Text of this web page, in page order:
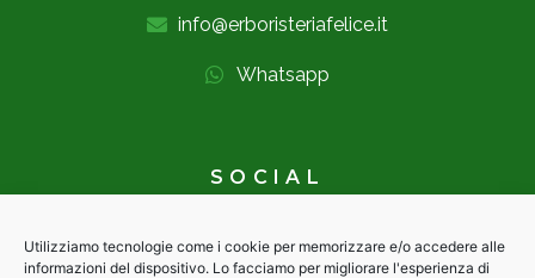
Utilizziamo tecnologie come i cookie per memorizzare e/o accedere alle
informazioni del dispositivo. Lo facciamo per migliorare l'esperienza di
info@erboristeriafelice.it
Whatsapp
SOCIAL